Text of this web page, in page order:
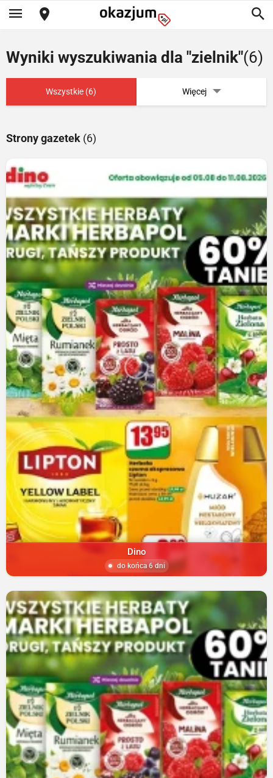
Wyniki wyszukiwania dla "zielnik"(6)
Wszystkie (6) Więcej
Strony gazetek (6)
Dino
do końca 6 dni